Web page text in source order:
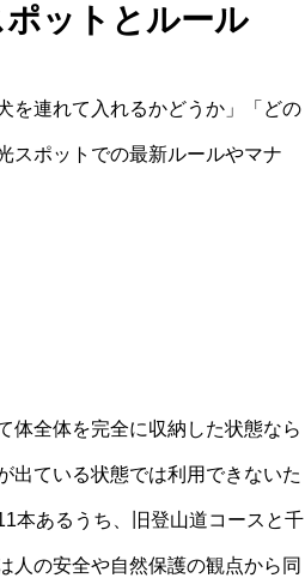
ットとルール
を連れて入れるかどうか」「どの
スポットでの最新ルールやマナ
体全体を完全に収納した状態なら
出ている状態では利用できないた
本あるうち、旧登山道コースと千
人の安全や自然保護の観点から同